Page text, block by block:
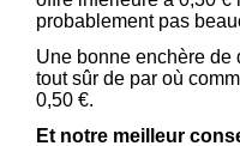
probablement pas
Une bonne enchère de
tout sûr de par où
0,50 €.
Et notre meilleur